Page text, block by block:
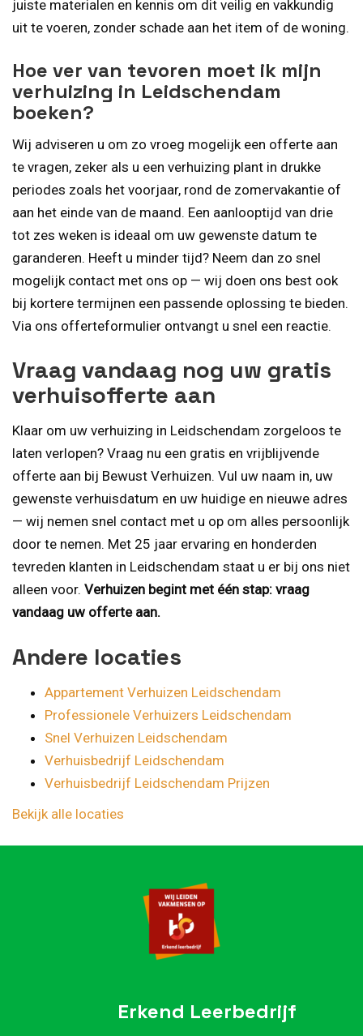
juiste materialen en kennis om dit veilig en vakkundig
uit te voeren, zonder schade aan het item of de woning.
Hoe ver van tevoren moet ik mijn
verhuizing in Leidschendam
boeken?
Wij adviseren u om zo vroeg mogelijk een offerte aan
te vragen, zeker als u een verhuizing plant in drukke
periodes zoals het voorjaar, rond de zomervakantie of
aan het einde van de maand. Een aanlooptijd van drie
tot zes weken is ideaal om uw gewenste datum te
garanderen. Heeft u minder tijd? Neem dan zo snel
mogelijk contact met ons op — wij doen ons best ook
bij kortere termijnen een passende oplossing te bieden.
Via ons offerteformulier ontvangt u snel een reactie.
Vraag vandaag nog uw gratis
verhuisofferte aan
Klaar om uw verhuizing in Leidschendam zorgeloos te
laten verlopen? Vraag nu een gratis en vrijblijvende
offerte aan bij Bewust Verhuizen. Vul uw naam in, uw
gewenste verhuisdatum en uw huidige en nieuwe adres
— wij nemen snel contact met u op om alles persoonlijk
door te nemen. Met 25 jaar ervaring en honderden
tevreden klanten in Leidschendam staat u er bij ons niet
alleen voor. Verhuizen begint met één stap: vraag
vandaag uw offerte aan.
Andere locaties
Appartement Verhuizen Leidschendam
Professionele Verhuizers Leidschendam
Snel Verhuizen Leidschendam
Verhuisbedrijf Leidschendam
Verhuisbedrijf Leidschendam Prijzen
Bekijk alle locaties
Erkend Leerbedrijf